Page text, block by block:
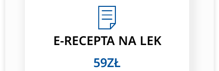
E-RECEPTANA LEK
59ZŁ